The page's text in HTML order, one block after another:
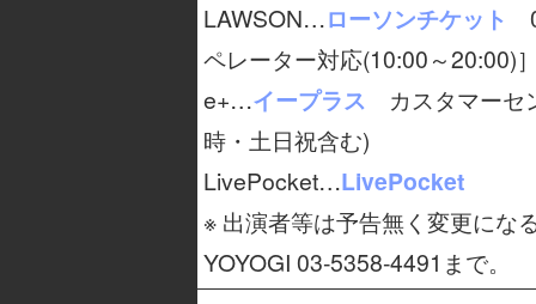
LAWSON…ローソンチケット
ペレーター対応(10:00～20:00)
e+…イープラス カスタマーセ
時・土日祝含む)
LivePocket…LivePocket
※ 出演者等は予告無く変更にな
YOYOGI 03-5358-4491まで。